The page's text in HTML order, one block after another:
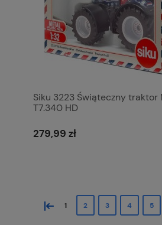
Siku 3223 Świąteczny traktor
T7.340 HD
279,99 zł
« 1 2 3 4 5